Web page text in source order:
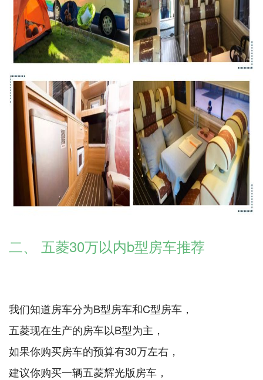
二、 五菱30万以内b型房车推荐
我们知道房车分为B型房车和C型房车，
五菱现在生产的房车以B型为主，
如果你购买房车的预算有30万左右，
建议你购买一辆五菱辉光版房车，